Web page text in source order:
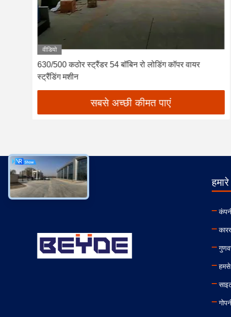
वीडियो
630/500 कठोर स्ट्रैंडर 54 बॉबिन रो लोडिंग कॉपर वायर
स्ट्रैंडिंग मशीन
सबसे अच्छी कीमत पाएं